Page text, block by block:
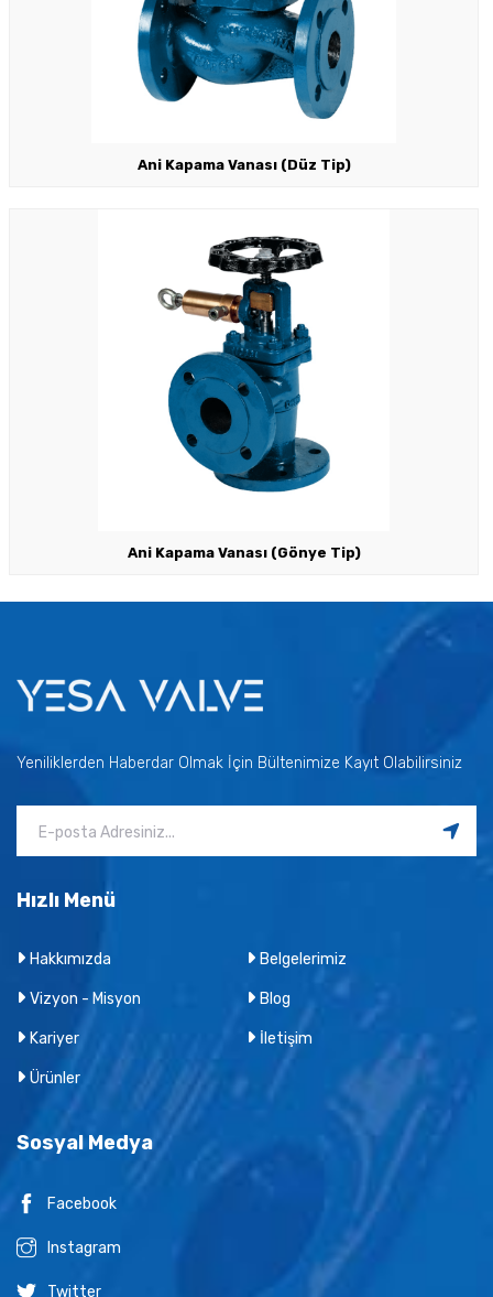
Ani Kapama Vanası (Düz Tip)
Ani Kapama Vanası (Gönye Tip)
Yeniliklerden Haberdar Olmak İçin Bültenimize Kayıt Olabilirsiniz
Hızlı Menü
Hakkımızda
Vizyon - Misyon
Kariyer
Ürünler
Belgelerimiz
Blog
İletişim
Sosyal Medya
Facebook
Instagram
Twitter